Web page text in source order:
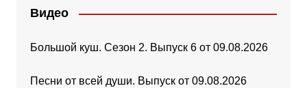
Видео
Большой куш. Сезон 2. Выпуск 6 от 09.08.2026
Песни от всей души. Выпуск от 09.08.2026